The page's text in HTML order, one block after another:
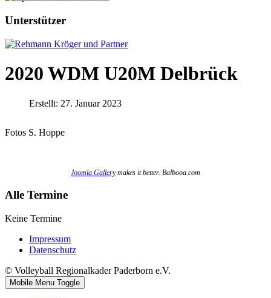
Unterstützer
2020 WDM U20M Delbrück
Erstellt: 27. Januar 2023
Fotos S. Hoppe
Joomla Gallerymakes it better. Balbooa.com
Alle Termine
Keine Termine
Impressum
Datenschutz
© Volleyball Regionalkader Paderborn e.V.
Mobile Menu Toggle